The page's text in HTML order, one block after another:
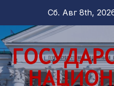
содержимому
Сб. Авг 8th,